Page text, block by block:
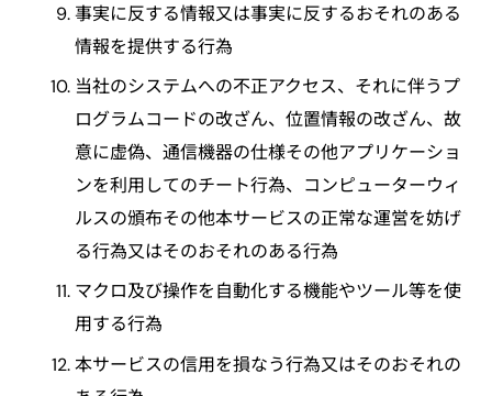
事実に反する情報又は事実に反するおそれのある
情報を提供する行為
当社のシステムへの不正アクセス、それに伴うプ
ログラムコードの改ざん、位置情報の改ざん、故
意に虚偽、通信機器の仕様その他アプリケーショ
ンを利用してのチート行為、コンピューターウィ
ルスの頒布その他本サービスの正常な運営を妨げ
る行為又はそのおそれのある行為
マクロ及び操作を自動化する機能やツール等を使
用する行為
本サービスの信用を損なう行為又はそのおそれの